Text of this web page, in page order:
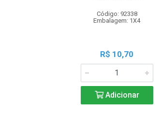
Código: 92338
Embalagem: 1X4
R$ 10,70
Adicionar